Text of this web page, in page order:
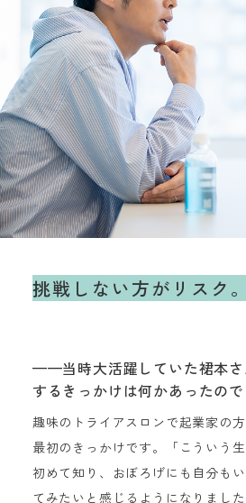
挑戦しない方がリスク。
——当時大活躍していた裙本さ
するきっかけは何かあったの
趣味のトライアスロンで起業家の
最初のきっかけです。「こういう
初めて知り、おぼろげにも自分も
てみたいと感じるようになりまし